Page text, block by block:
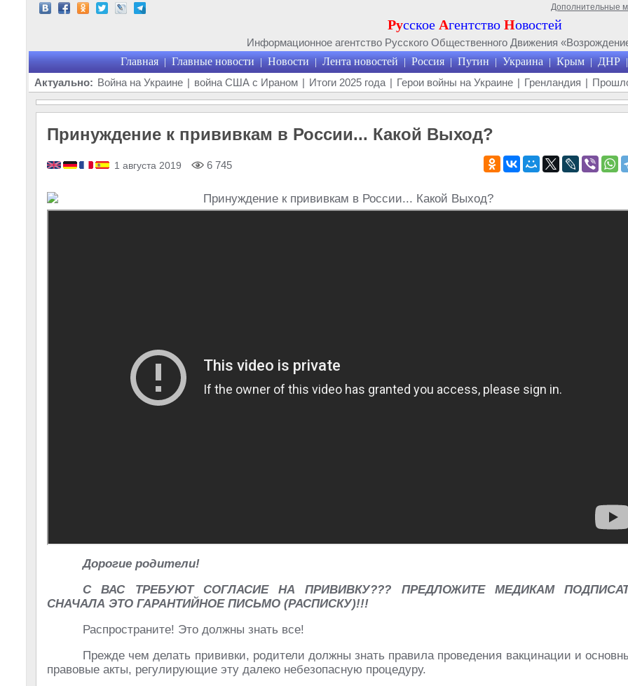
Дополнительные
Русское Агентство Новостей
Информационное агентство Русского Общественного Движения
Главная | Главные новости | Новости | Лента новостей | Россия | Путин | Украина | Крым | ДНР |
Актуально: Война на Украине | война США с Ираном | Итоги 2025 года | Герои войны на Украине | Гренландия |
Принуждение к прививкам в России... Какой Выход?
1 августа 2019 6 745
Дорогие родители!
С ВАС ТРЕБУЮТ СОГЛАСИЕ НА ПРИВИВКУ??? ПРЕДЛОЖИТЕ МЕДИКАМ
СНАЧАЛА ЭТО ГАРАНТИЙНОЕ ПИСЬМО (РАСПИСКУ)!!!
Распространите! Это должны знать все!
Прежде чем делать прививки, родители должны знать правила проведения вакцинации и
правовые акты, регулирующие эту далеко небезопасную процедуру.